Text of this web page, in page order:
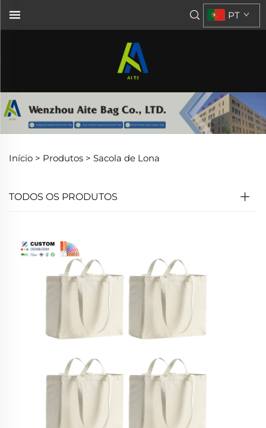
PT
Início > Produtos > Sacola de Lona
TODOS OS PRODUTOS